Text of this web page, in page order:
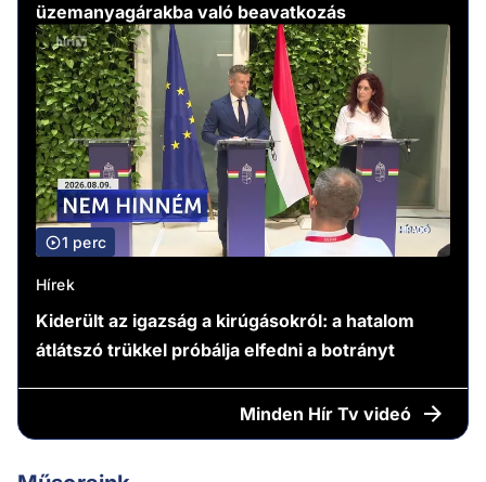
üzemanyagárakba való beavatkozás
1 perc
Hírek
Kiderült az igazság a kirúgásokról: a hatalom
átlátszó trükkel próbálja elfedni a botrányt
Minden Hír Tv videó